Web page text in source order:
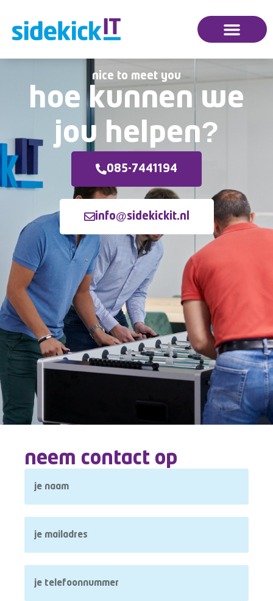
nice to meet you
hoe kunnen we
jou helpen?
085-7441194
info@sidekickit.nl
neem contact op